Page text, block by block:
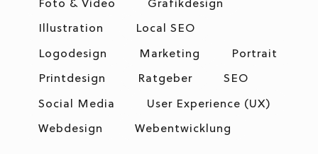
Foto & Video
Grafikdesign
Illustration
Local SEO
Logodesign
Marketing
Portrait
Printdesign
Ratgeber
SEO
Social Media
User Experience (UX)
Webdesign
Webentwicklung